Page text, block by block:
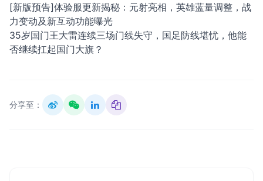
[新版预告]体验服更新揭秘：元射亮相，英雄蓝量调整，战
力变动及新互动功能曝光
35岁国门王大雷连续三场门线失守，国足防线堪忧，他能
否继续扛起国门大旗？
分享至：